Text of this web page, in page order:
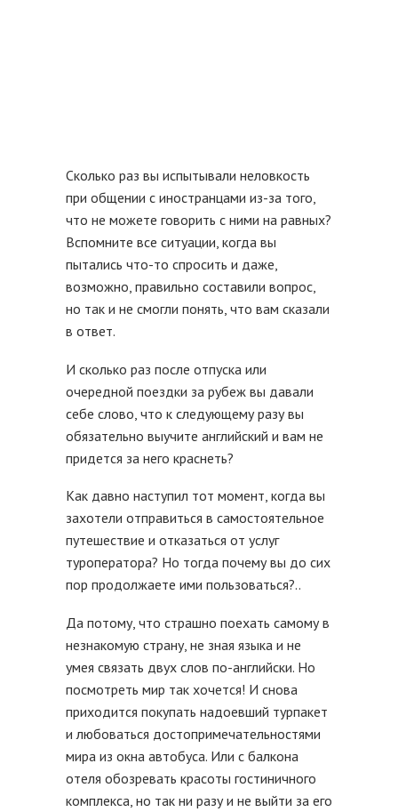
Сколько раз вы испытывали неловкость
при общении с иностранцами из-за того,
что не можете говорить с ними на равных?
Вспомните все ситуации, когда вы
пытались что-то спросить и даже,
возможно, правильно составили вопрос,
но так и не смогли понять, что вам сказали
в ответ.
И сколько раз после отпуска или
очередной поездки за рубеж вы давали
себе слово, что к следующему разу вы
обязательно выучите английский и вам не
придется за него краснеть?
Как давно наступил тот момент, когда вы
захотели отправиться в самостоятельное
путешествие и отказаться от услуг
туроператора? Но тогда почему вы до сих
пор продолжаете ими пользоваться?..
Да потому, что страшно поехать самому в
незнакомую страну, не зная языка и не
умея связать двух слов по-английски. Но
посмотреть мир так хочется! И снова
приходится покупать надоевший турпакет
и любоваться достопримечательностями
мира из окна автобуса. Или с балкона
отеля обозревать красоты гостиничного
комплекса, но так ни разу и не выйти за его